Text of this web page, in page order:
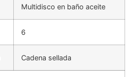
Multidisco en baño aceite
6
Cadena sellada